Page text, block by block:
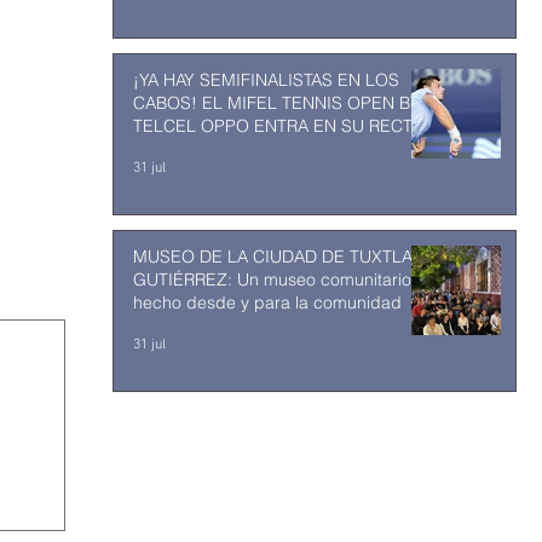
¡YA HAY SEMIFINALISTAS EN LOS
CABOS! EL MIFEL TENNIS OPEN BY
TELCEL OPPO ENTRA EN SU RECTA
31 jul
MUSEO DE LA CIUDAD DE TUXTLA
GUTIÉRREZ: Un museo comunitario
hecho desde y para la comunidad
31 jul